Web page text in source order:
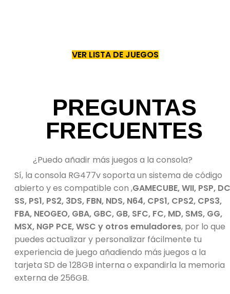
VER LISTA DE JUEGOS
PREGUNTAS
FRECUENTES
¿Puedo añadir más juegos a la consola?
Sí, la consola RG477v soporta un sistema de código
abierto y es compatible con ,GAMECUBE, WII, PSP,
SS, PS1, PS2, 3DS, FBN, NDS, N64, CPS1, CPS2, CPS3,
FBA, NEOGEO, GBA, GBC, GB, SFC, FC, MD, SMS, GG,
MSX, NGP PCE, WSC y otros emuladores, por lo que
puedes actualizar y personalizar fácilmente tu
experiencia de juego añadiendo más juegos a la
tarjeta SD de 128GB interna o expandirla la memoria
externa de 256GB.